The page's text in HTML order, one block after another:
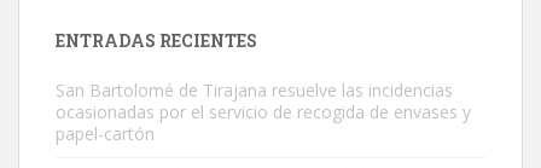
ENTRADAS RECIENTES
San Bartolomé de Tirajana resuelve las incidencias
ocasionadas por el servicio de recogida de envases y
papel-cartón